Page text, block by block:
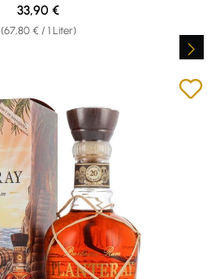
(67,80 € / 1 Liter)
Regulärer Preis:
33,90 €